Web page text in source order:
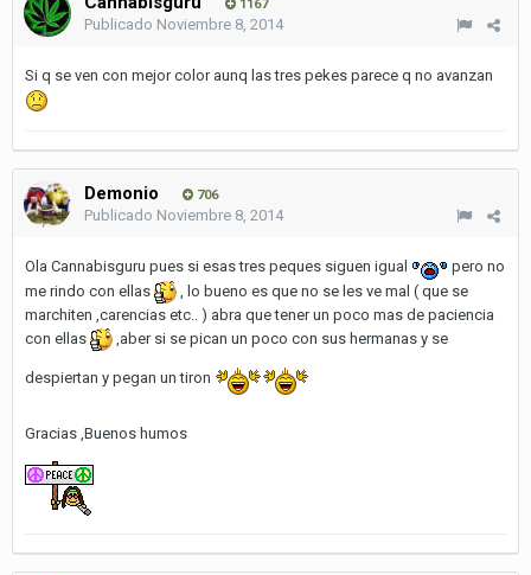
1167
Publicado Noviembre 8, 2014
Si q se ven con mejor color aunq las tres pekes parece q no avanzan
Demonio 706
Publicado Noviembre 8, 2014
Ola Cannabisguru pues si esas tres peques siguen igual
pero no
me rindo con ellas
, lo bueno es que no se les ve mal ( que se
marchiten ,carencias etc.. ) abra que tener un poco mas de paciencia
con ellas
,aber si se pican un poco con sus hermanas y se
despiertan y pegan un tiron
Gracias ,Buenos humos